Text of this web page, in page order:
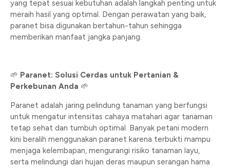
yang tepat sesuai kebutuhan adalah langkah penting untuk
meraih hasil yang optimal. Dengan perawatan yang baik,
paranet bisa digunakan bertahun-tahun sehingga
memberikan manfaat jangka panjang.
🌱 Paranet: Solusi Cerdas untuk Pertanian &
Perkebunan Anda 🌱
Paranet adalah jaring pelindung tanaman yang berfungsi
untuk mengatur intensitas cahaya matahari agar tanaman
tetap sehat dan tumbuh optimal. Banyak petani modern
kini beralih menggunakan paranet karena terbukti mampu
menjaga kelembapan, mengurangi risiko tanaman layu,
serta melindungi dari hujan deras maupun serangan hama